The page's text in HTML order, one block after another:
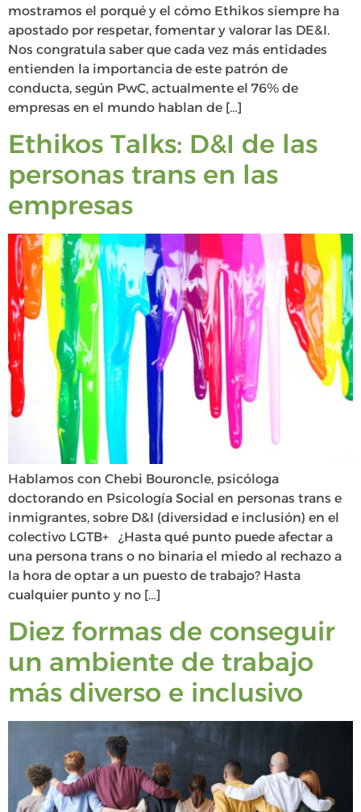
mostramos el porqué y el cómo Ethikos siempre ha
apostado por respetar, fomentar y valorar las DE&I.
Nos congratula saber que cada vez más entidades
entienden la importancia de este patrón de
conducta, según PwC, actualmente el 76% de
empresas en el mundo hablan de […]
Ethikos Talks: D&I de las
personas trans en las
empresas
Hablamos con Chebi Bouroncle, psicóloga
doctorando en Psicología Social en personas trans e
inmigrantes, sobre D&I (diversidad e inclusión) en el
colectivo LGTB+ ¿Hasta qué punto puede afectar a
una persona trans o no binaria el miedo al rechazo a
la hora de optar a un puesto de trabajo? Hasta
cualquier punto y no […]
Diez formas de conseguir
un ambiente de trabajo
más diverso e inclusivo